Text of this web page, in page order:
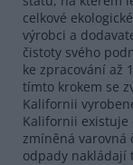
celkové
výrobci a
čistoty svého
ke zpracování až
tímto krokem se
Kalifornii
Kalifornii existuje
zmíněná varovná
odpady nakládají